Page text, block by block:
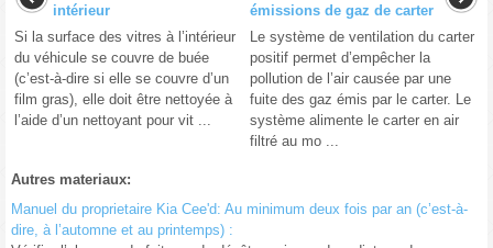
intérieur
Si la surface des vitres à l’intérieur
du véhicule se couvre de buée
(c’est-à-dire si elle se couvre d’un
film gras), elle doit être nettoyée à
l’aide d’un nettoyant pour vit ...
émissions de gaz de carter
Le système de ventilation du carter
positif permet d’empêcher la
pollution de l’air causée par une
fuite des gaz émis par le carter. Le
système alimente le carter en air
filtré au mo ...
Autres materiaux:
Manuel du proprietaire Kia Cee'd: Au minimum deux fois par an (c’est-à-
dire, à l’automne et au printemps) :